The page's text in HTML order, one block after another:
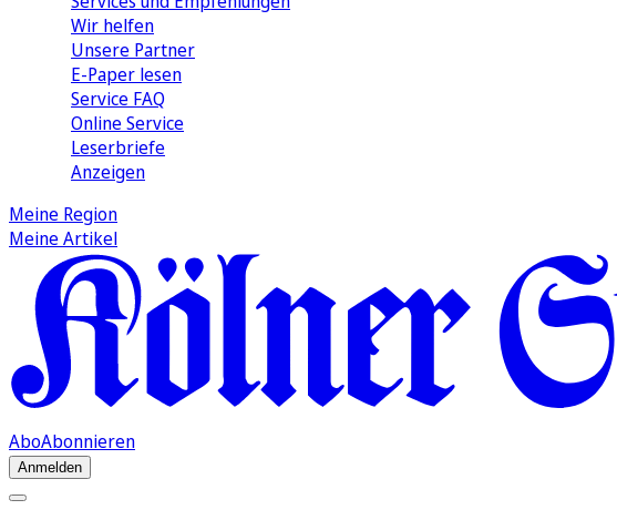
Wir helfen
Unsere Partner
E-Paper lesen
Service FAQ
Online Service
Leserbriefe
Anzeigen
Meine Region
Meine Artikel
AboAbonnieren
Anmelden